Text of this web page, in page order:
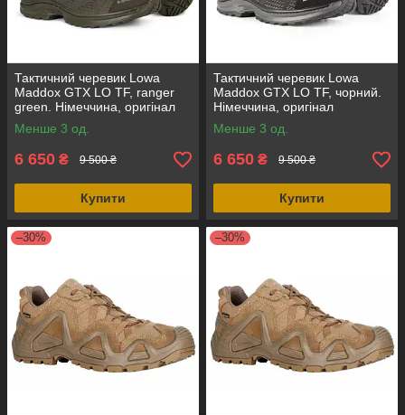
Тактичний черевик Lowa
Maddox GTX LO TF, ranger
green. Німеччина, оригінал
Менше 3 од.
6 650 ₴ 9 500 ₴
Купити
Тактичний черевик Lowa
Maddox GTX LO TF, чорний.
Німеччина, оригінал
Менше 3 од.
6 650 ₴ 9 500 ₴
Купити
–30% –30%